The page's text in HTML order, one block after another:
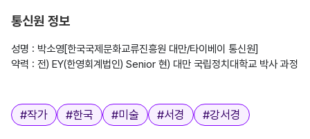
통신원 정보
성명 : 박소영[한국국제문화교류진흥원 대만/타이베이 통신원]
약력 : 전) EY(한영회계법인) Senior 현) 대만 국립정치대학교 박사 과정
태그
#작가 #한국 #미술 #서경 #강서경